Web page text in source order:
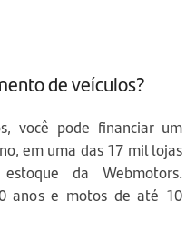
de veículos?
você pode financiar um
em uma das 17 mil lojas
da Webmotors.
anos e motos de até 10